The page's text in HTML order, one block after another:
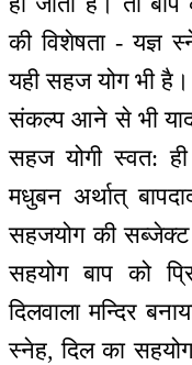
की विशेषता - यज्ञ
यही सहज योग भी
संकल्प आने से भी याद
सहज योगी स्वत:
मधुबन अर्थात्
सहजयोग की
सहयोग बाप को
दिलवाला मन्दिर
स्नेह, दिल का